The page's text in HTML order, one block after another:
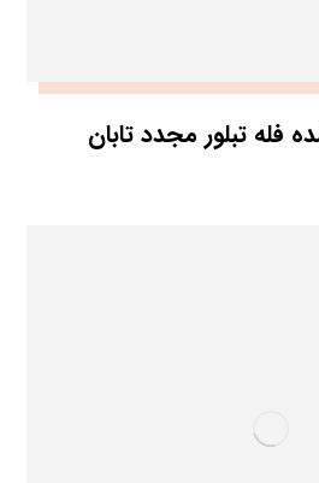
تبلور مجدد تابان